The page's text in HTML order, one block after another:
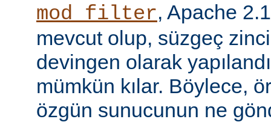
mod_filter, Apache
mevcut olup, süzgeç
devingen olarak
mümkün kılar. Böylece,
özgün sunucunun ne